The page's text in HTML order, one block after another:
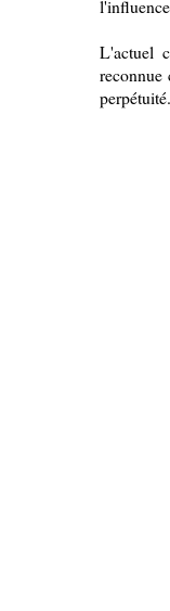
L'actuel
reconnue
perpétuité.